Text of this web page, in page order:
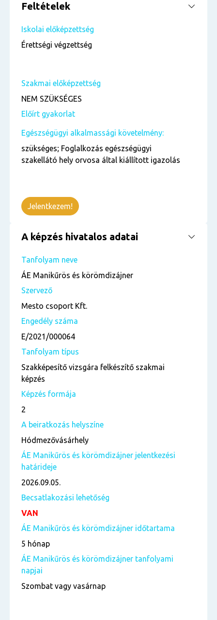
Feltételek
Iskolai előképzettség
Érettségi végzettség
Szakmai előképzettség
NEM SZÜKSÉGES
Előírt gyakorlat
Egészségügyi alkalmassági követelmény:
szükséges; Foglalkozás egészségügyi
szakellátó hely orvosa által kiállított igazolás
Jelentkezem!
A képzés hivatalos adatai
Tanfolyam neve
ÁE Manikűrös és körömdizájner
Szervező
Mesto csoport Kft.
Engedély száma
E/2021/000064
Tanfolyam típus
Szakképesítő vizsgára felkészítő szakmai
képzés
Képzés formája
2
A beiratkozás helyszíne
Hódmezővásárhely
ÁE Manikűrös és körömdizájner jelentkezési
határideje
2026.09.05.
Becsatlakozási lehetőség
VAN
ÁE Manikűrös és körömdizájner időtartama
5 hónap
ÁE Manikűrös és körömdizájner tanfolyami
napjai
Szombat vagy vasárnap